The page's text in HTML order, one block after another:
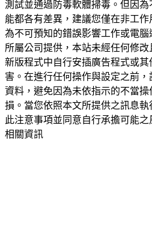
測試並通過防毒軟體掃毒。但因
能都各有差異，建議您僅在非工
為不可預知的錯誤影響工作或電
所屬公司提供，本站未經任何修
新版程式中自行安插廣告程式或
害。在進行任何操作與設定之前
資料，避免因為未依指示的不當
損。當您依照本文所提供之訊息
此注意事項並同意自行承擔可能之
相關資訊